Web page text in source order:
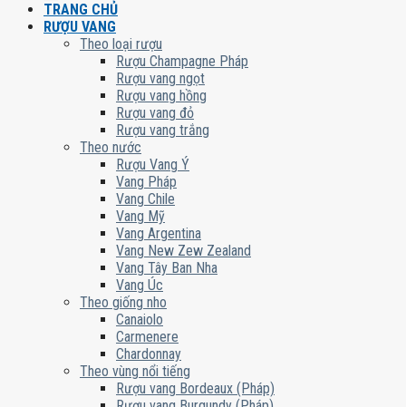
TRANG CHỦ
RƯỢU VANG
Theo loại rượu
Rượu Champagne Pháp
Rượu vang ngọt
Rượu vang hồng
Rượu vang đỏ
Rượu vang trắng
Theo nước
Rượu Vang Ý
Vang Pháp
Vang Chile
Vang Mỹ
Vang Argentina
Vang New Zew Zealand
Vang Tây Ban Nha
Vang Úc
Theo giống nho
Canaiolo
Carmenere
Chardonnay
Theo vùng nổi tiếng
Rượu vang Bordeaux (Pháp)